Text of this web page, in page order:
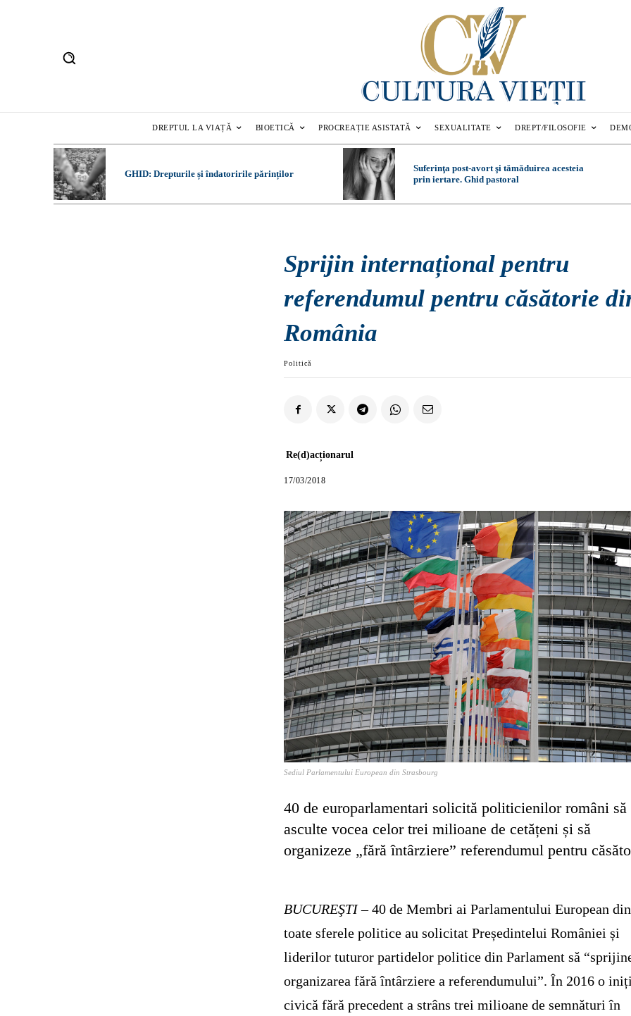
DREPTUL LA VIAȚĂ BIOETICĂ PROCREAȚIE ASISTATĂ SEXUALITATE DREPT/FILOSOFIE
GHID: Drepturile și îndatoririle părinților
Suferinţa post-avort şi tămăduirea acesteia
prin iertare. Ghid pastoral
Sprijin internațional pentru
referendumul pentru căsătorie
România
Politică
Re(d)acționarul
17/03/2018
Sediul Parlamentului European din Strasbourg
40 de europarlamentari solicită politicienilor români să
asculte vocea celor trei milioane de cetățeni și să
organizeze „fără întârziere” referendumul pentru
BUCUREŞTI– 40 de Membri ai Parlamentului European din
toate sferele politice au solicitat Președintelui României și
liderilor tuturor partidelor politice din Parlament să
organizarea fără întârziere a referendumului”. În 2016 o
civică fără precedent a strâns trei milioane de semnături în